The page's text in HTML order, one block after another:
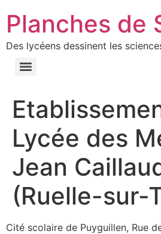
Planches de
Des lycéens dessinent les
Lycée des
Jean
(Ruelle-sur-
Cité scolaire de Puyguillen, Rue